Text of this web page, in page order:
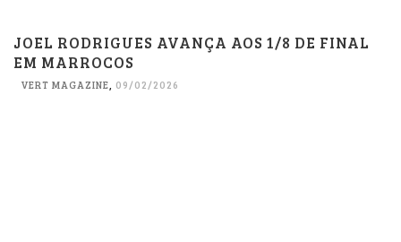
JOEL RODRIGUES AVANÇA AOS 1/8 DE FINAL
EM MARROCOS
VERT MAGAZINE, 09/02/2026